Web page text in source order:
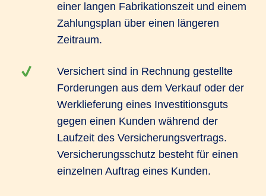
einer langen Fabrikationszeit und einem
Zahlungsplan über einen längeren
Zeitraum.
Versichert sind in Rechnung gestellte
Forderungen aus dem Verkauf oder der
Werklieferung eines Investitionsguts
gegen einen Kunden während der
Laufzeit des Versicherungsvertrags.
Versicherungsschutz besteht für einen
einzelnen Auftrag eines Kunden.